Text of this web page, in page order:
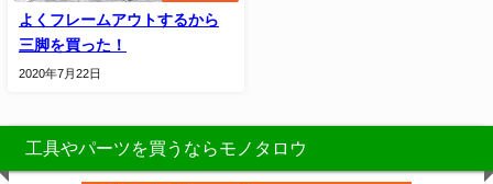
よくフレームアウトするから
三脚を買った！
2020年7月22日
工具やパーツを買うならモノタロウ